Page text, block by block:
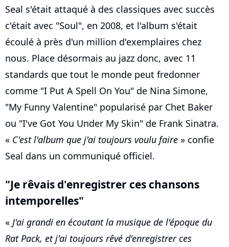
Seal s'était attaqué à des classiques avec succès
c'était avec "Soul", en 2008, et l'album s'était
écoulé à près d'un million d'exemplaires chez
nous. Place désormais au jazz donc, avec 11
standards que tout le monde peut fredonner
comme "I Put A Spell On You" de Nina Simone,
"My Funny Valentine" popularisé par Chet Baker
ou "I've Got You Under My Skin" de Frank Sinatra.
« C'est l'album que j'ai toujours voulu faire » confie
Seal dans un communiqué officiel.
"Je rêvais d'enregistrer ces chansons
intemporelles"
« J'ai grandi en écoutant la musique de l'époque du
Rat Pack, et j'ai toujours rêvé d'enregistrer ces